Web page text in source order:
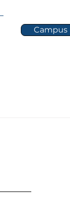
Campus